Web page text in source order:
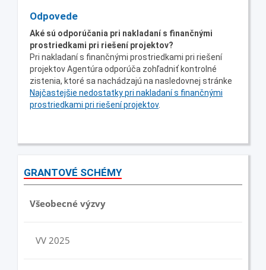
Odpovede
Aké sú odporúčania pri nakladaní s finančnými
prostriedkami pri riešení projektov?
Pri nakladaní s finančnými prostriedkami pri riešení
projektov Agentúra odporúča zohľadniť kontrolné
zistenia, ktoré sa nachádzajú na nasledovnej stránke
Najčastejšie nedostatky pri nakladaní s finančnými
prostriedkami pri riešení projektov.
GRANTOVÉ SCHÉMY
Všeobecné výzvy
VV 2025